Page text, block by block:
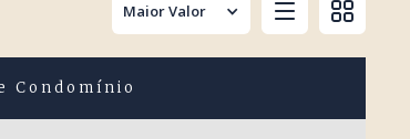
Maior Valor
Condomínio